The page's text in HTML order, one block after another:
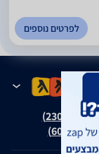
לפרטים נוספים